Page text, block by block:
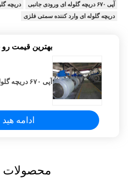
آپی ۶۷۰ دریچه گلوله ای ورودی جانبی
دریچه
دریچه گلوله ای وارد کننده سمتی فلزی
بهترين قيمت رو
آپی ۶۷۰ دریچه گلوله ای ورودی جانبی
ادامه هید
محصولات